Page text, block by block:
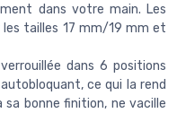
dans votre main. Les
tailles 17 mm/19 mm et
dans 6 positions
ce qui la rend
bonne finition, ne vacille